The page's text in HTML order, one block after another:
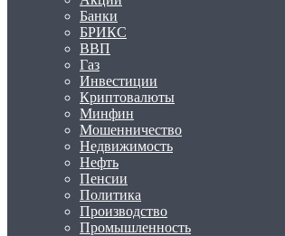
Банки
БРИКС
ВВП
Газ
Инвестиции
Криптовалюты
Минфин
Мошенничество
Недвижимость
Нефть
Пенсии
Политика
Производство
Промышленность